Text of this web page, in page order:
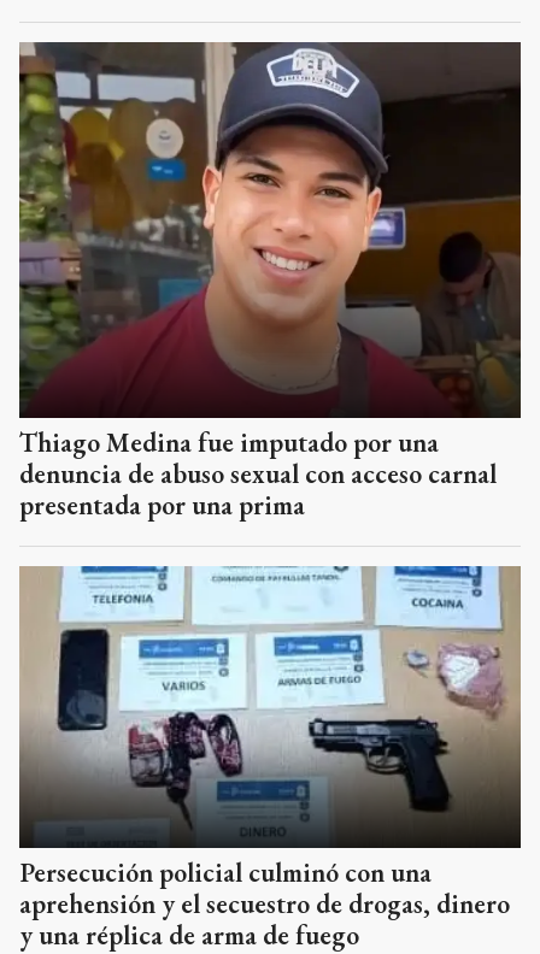
Thiago Medina fue imputado por una
denuncia de abuso sexual con acceso carnal
presentada por una prima
Persecución policial culminó con una
aprehensión y el secuestro de drogas, dinero
y una réplica de arma de fuego